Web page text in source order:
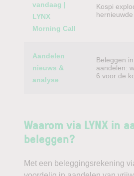
vandaag |
LYNX
Morning Call
Kospi
Aandelen
nieuws &
analyse
Beleggen
aandelen:
6 voor de
Waarom via LYNX in
beleggen?
Met een beleggingsrekening